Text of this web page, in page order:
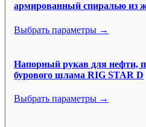
армированный спиралью из
Выбрать параметры →
Напорный рукав для нефти,
бурового шлама RIG STAR D
Выбрать параметры →